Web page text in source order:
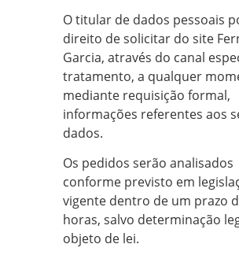
O titular de dados pessoais
direito de solicitar do site
Garcia, através do canal
tratamento, a qualquer
mediante requisição formal,
informações referentes aos
dados.
Os pedidos serão analisados
conforme previsto em
vigente dentro de um prazo
horas, salvo determinação
objeto de lei.